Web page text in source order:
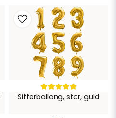
Sifferballong, stor, guld